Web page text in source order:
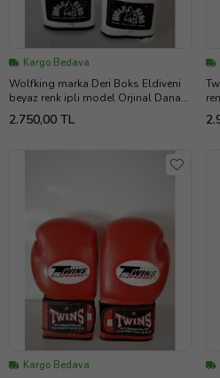
Kargo Bedava
Wolfking marka Deri Boks Eldiveni
beyaz renk ipli model Orjinal Dana
derisidir. 10-12-14-16oz büyüklükte
İstediğiniz Bedeni msj ile bildiriniz
2.750,00 TL
Kargo Bedava